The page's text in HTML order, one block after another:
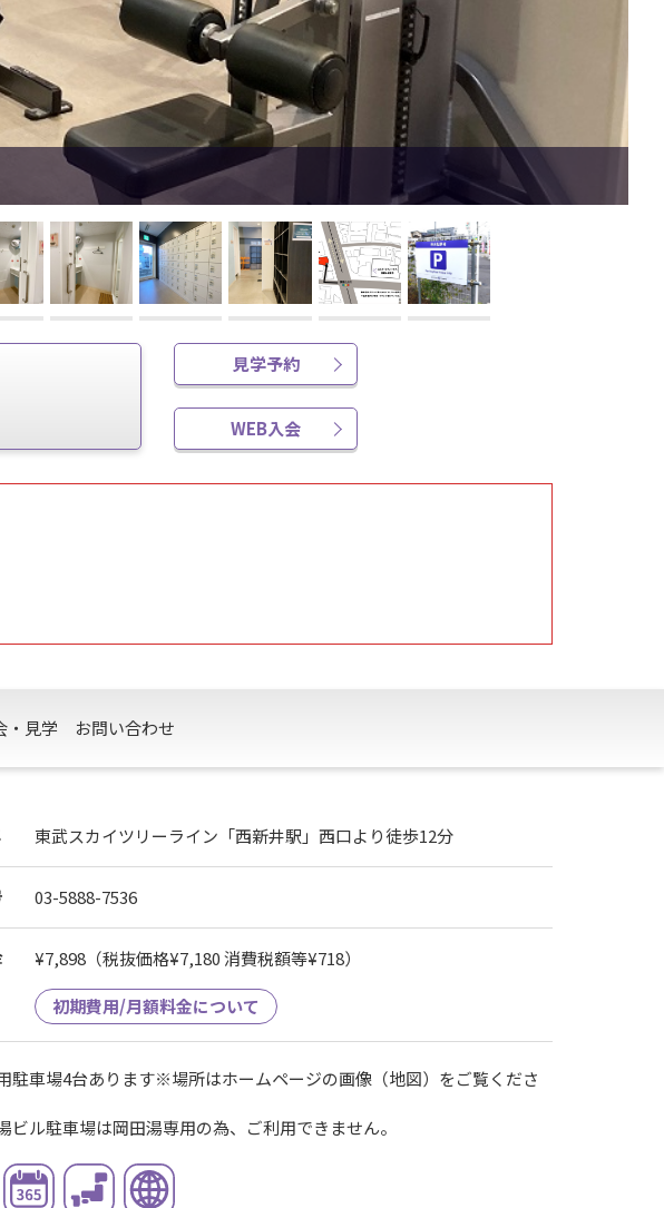
見学予約
WEB入会
・見学 お問い合わせ
東武スカイツリーライン「西新井駅」西口より徒歩12分
03-5888-7536
¥7,898 （税抜価格¥7,180 消費税額等¥718）
初期費用/月額料金について
駐車場4台あります※場所はホームページの画像（地図）をご覧くださ
ビル駐車場は岡田湯専用の為、ご利用できません。